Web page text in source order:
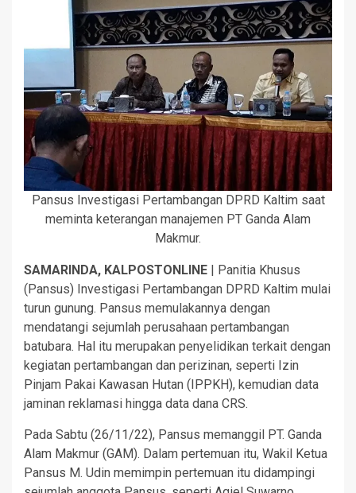
Pansus Investigasi Pertambangan DPRD Kaltim saat
meminta keterangan manajemen PT Ganda Alam
Makmur.
SAMARINDA, KALPOSTONLINE
| Panitia Khusus
(Pansus) Investigasi Pertambangan DPRD Kaltim mulai
turun gunung. Pansus memulakannya dengan
mendatangi sejumlah perusahaan pertambangan
batubara. Hal itu merupakan penyelidikan terkait dengan
kegiatan pertambangan dan perizinan, seperti Izin
Pinjam Pakai Kawasan Hutan (IPPKH), kemudian data
jaminan reklamasi hingga data dana CRS.
Pada Sabtu (26/11/22), Pansus memanggil PT. Ganda
Alam Makmur (GAM). Dalam pertemuan itu, Wakil Ketua
Pansus M. Udin memimpin pertemuan itu didampingi